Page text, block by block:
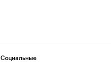
Социальные